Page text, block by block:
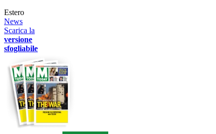
Estero
News
Scarica la
versione
sfogliabile